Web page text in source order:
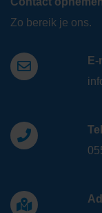
Zo bereik je ons.
E-